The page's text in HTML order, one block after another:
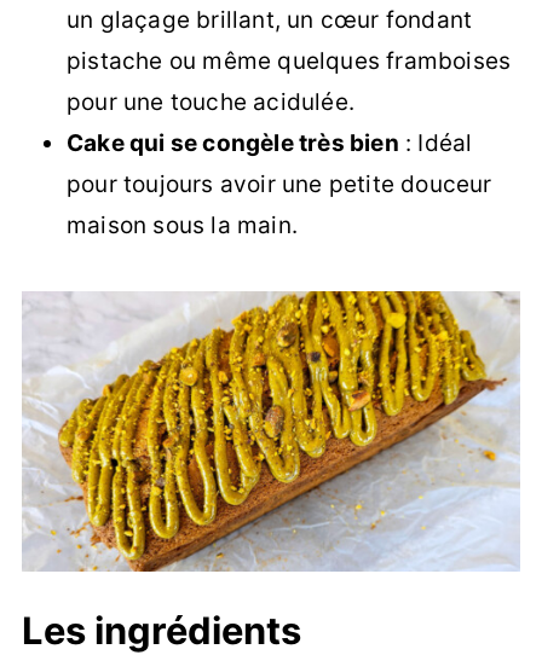
un glaçage brillant, un cœur fondant
pistache ou même quelques framboises
pour une touche acidulée.
Cake qui se congèle très bien : Idéal
pour toujours avoir une petite douceur
maison sous la main.
Les ingrédients